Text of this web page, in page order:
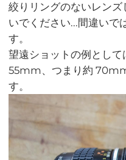
絞りリングのないレン
いでください...間違いで
す。
望遠ショットの例とし
55mm、つまり約
す。